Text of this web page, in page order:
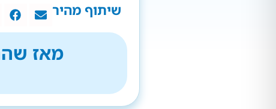
שיתוף מהיר
מאז